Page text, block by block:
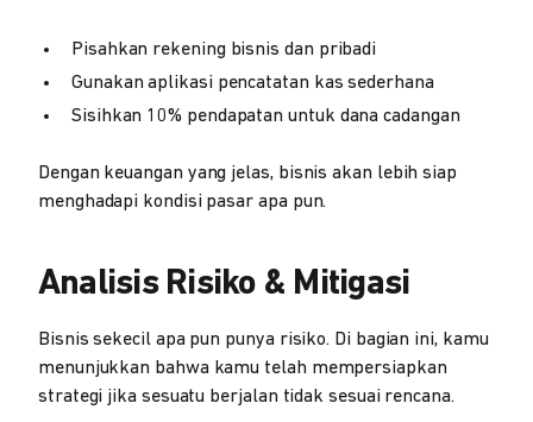
Pisahkan rekening bisnis dan pribadi
Gunakan aplikasi pencatatan kas sederhana
Sisihkan 10% pendapatan untuk dana cadangan
Dengan keuangan yang jelas, bisnis akan lebih siap
menghadapi kondisi pasar apa pun.
Analisis Risiko & Mitigasi
Bisnis sekecil apa pun punya risiko. Di bagian ini, kamu
menunjukkan bahwa kamu telah mempersiapkan
strategi jika sesuatu berjalan tidak sesuai rencana.